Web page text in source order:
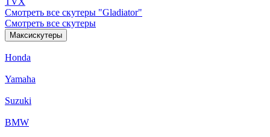
Смотреть все скутеры "Gladiator"
Смотреть все скутеры
Максискутеры
Honda
Yamaha
Suzuki
BMW